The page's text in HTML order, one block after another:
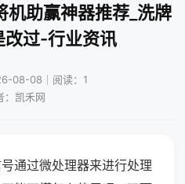
助赢神器推荐_洗牌
改过-行业资讯
08-08｜阅读：1
：凯禾网
通过微处理器来进行处理